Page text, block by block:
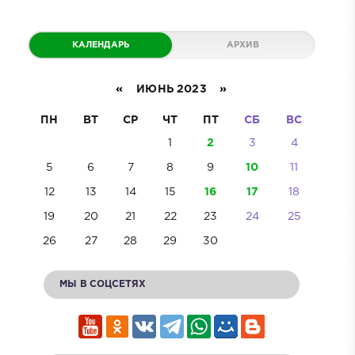
КАЛЕНДАРЬ АРХИВ
« ИЮНЬ 2023 »
ПН ВТ СР ЧТ СБ ВС
2 3 4
5 6 7 8 9 10
12 13 14 15 16 17 18
19 20 21 22 23 24 25
26 27 28 29 30
МЫ В СОЦСЕТЯХ